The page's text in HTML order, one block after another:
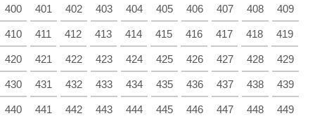
400 401 402 403 404 405 406 407 408 409
410 411 412 413 414 415 416 417 418 419
420 421 422 423 424 425 426 427 428 429
430 431 432 433 434 435 436 437 438 439
440 441 442 443 444 445 446 447 448 449